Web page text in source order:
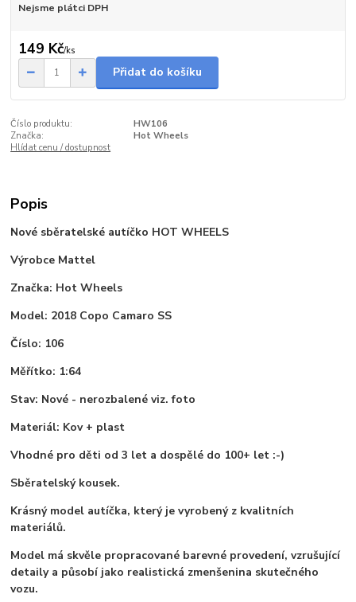
Nejsme plátci DPH
149 Kč/ks
Přidat do košíku
Číslo produktu:
HW106
Značka:
Hot Wheels
Hlídat cenu / dostupnost
Popis
Nové sběratelské autíčko HOT WHEELS
Výrobce Mattel
Značka: Hot Wheels
Model: 2018 Copo Camaro SS
Číslo: 106
Měřítko: 1:64
Stav: Nové - nerozbalené viz. foto
Materiál: Kov + plast
Vhodné pro děti od 3 let a dospělé do 100+ let :-)
Sběratelský kousek.
Krásný model autíčka, který je vyrobený z kvalitních
materiálů.
Model má skvěle propracované barevné provedení, vzrušující
detaily a působí jako realistická zmenšenina skutečného
vozu.